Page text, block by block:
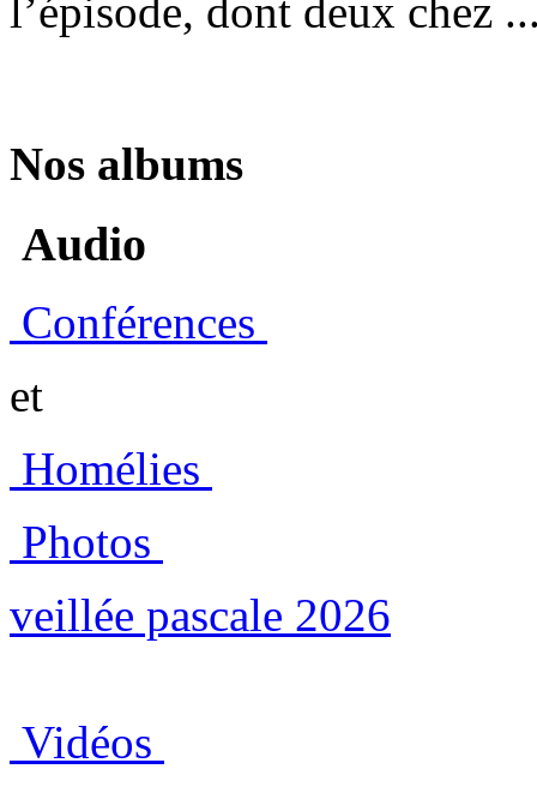
l’épisode, dont deux chez
Nos albums
Audio
Conférences
et
Homélies
Photos
veillée pascale 2026
Vidéos